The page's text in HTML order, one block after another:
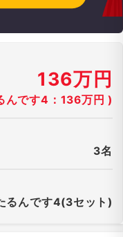
136万円
んです4：136万円 )
3名
るんです4(3セット)